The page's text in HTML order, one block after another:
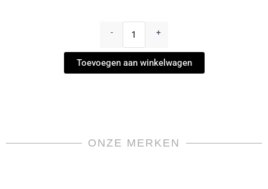
-
Gold
by
+
Toevoegen aan winkelwagen
ONZE MERKEN